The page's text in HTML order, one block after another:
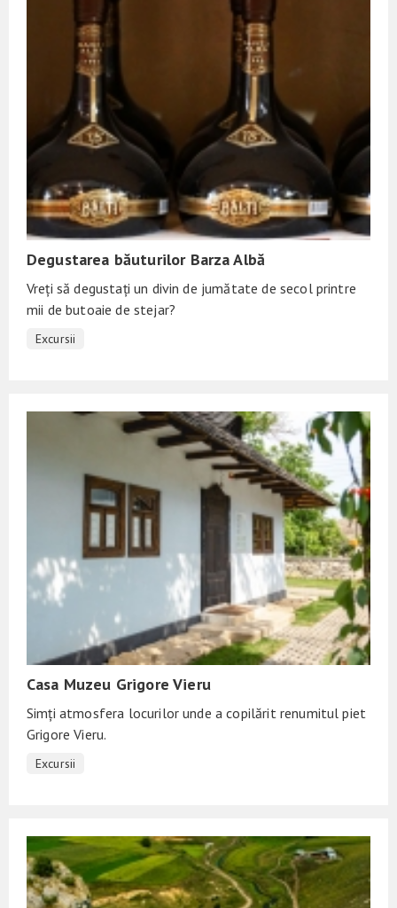
Degustarea băuturilor Barza Albă
Vreți să degustați un divin de jumătate de secol printre
mii de butoaie de stejar?
Excursii
Casa Muzeu Grigore Vieru
Simți atmosfera locurilor unde a copilărit renumitul piet
Grigore Vieru.
Excursii